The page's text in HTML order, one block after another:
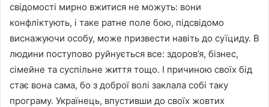
свідомості мирно вжитися не можуть: вони
конфліктують, і таке ратне поле бою, підсвідомо
виснажуючи особу, може призвести навіть до суїциду. В
людини поступово руйнується все: здоров’я, бізнес,
сімейне та суспільне життя тощо. І причиною своїх бід
стає вона сама, бо з доброї волі заклала собі таку
програму. Українець, впустивши до своїх жовтих